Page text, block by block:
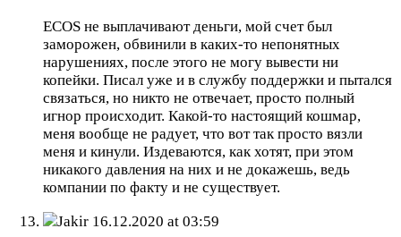
ECOS не выплачивают деньги, мой счет был
заморожен, обвинили в каких-то непонятных
нарушениях, после этого не могу вывести ни
копейки. Писал уже и в службу поддержки и пытался
связаться, но никто не отвечает, просто полный
игнор происходит. Какой-то настоящий кошмар,
меня вообще не радует, что вот так просто вязли
меня и кинули. Издеваются, как хотят, при этом
никакого давления на них и не докажешь, ведь
компании по факту и не существует.
Jakir 16.12.2020 at 03:59